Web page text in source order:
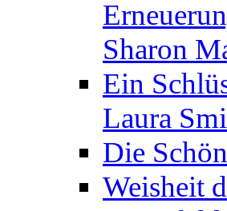
Sharon
Ein
Laura
Die
Weisheit